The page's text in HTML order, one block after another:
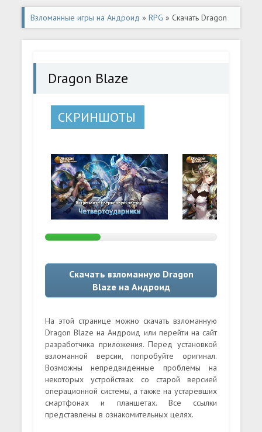
Взломанные игры на Андроид »RPG » Скачать Dragon
Blaze (Много монет) на Андроид
Dragon Blaze
СКРИНШОТЫ
Скачать взломанную Dragon
Blaze на Андроид
На этой странице можно скачать взломанную
Dragon Blaze на Андроид или перейти на сайт
разработчика приложения. Перед установкой
взломанной версии, попробуйте оригинал.
Возможны непредвиденные проблемы на
некоторых устройствах со старой версией
операционной системы, а также на устаревших
смартфонах и планшетах. Все ссылки
представлены в ознакомительных целях.